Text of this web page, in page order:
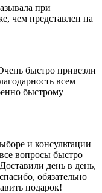
при
чем представлен на
быстро привезли
всем
быстрому
и консультации
вопросы быстро
день в день,
обязательно
подарок!